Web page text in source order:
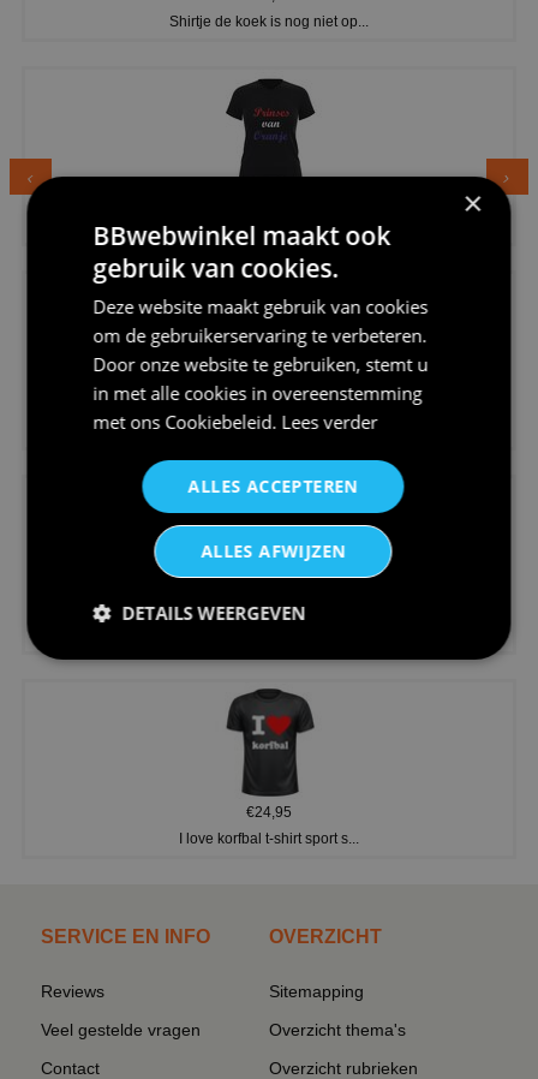
Shirtje de koek is nog niet op...
Dames v hals t-shirt prinses v...
€24,95
Koningsdag shirt heren v-hals ...
€24,95
€24,95
I love korfbal t-shirt sport s...
SERVICE EN INFO
Reviews
Veel gestelde vragen
Contact
OVERZICHT
Sitemapping
Overzicht thema's
Overzicht rubrieken
×
BBwebwinkel maakt ook
gebruik van cookies.
Deze website maakt gebruik van cookies
om de gebruikerservaring te verbeteren.
Door onze website te gebruiken, stemt u
in met alle cookies in overeenstemming
met ons Cookiebeleid. Lees verder
ALLES ACCEPTEREN
ALLES AFWIJZEN
DETAILS WEERGEVEN